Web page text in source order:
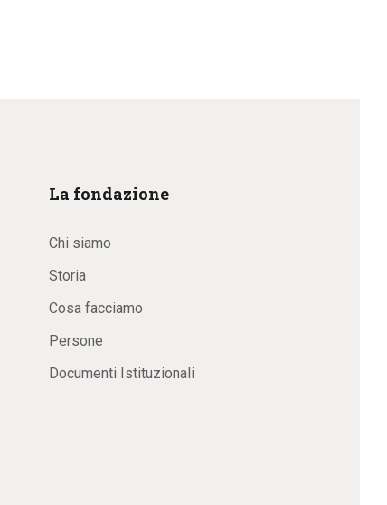
La fondazione
Chi siamo
Storia
Cosa facciamo
Persone
Documenti Istituzionali